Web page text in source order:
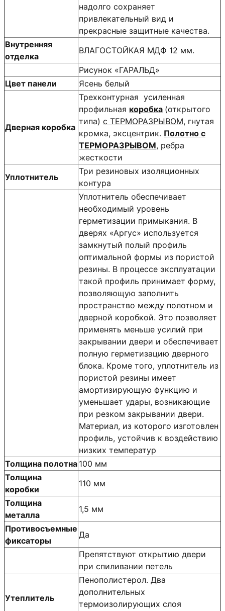
надолго сохраняет
привлекательный вид и
прекрасные защитные качества.
Внутренняя
отделка
ВЛАГОСТОЙКАЯ МДФ 12 мм.
Рисунок «ГАРАЛЬД»
Цвет панели
Ясень белый
Дверная коробка
Трехконтурная усиленная
профильная коробка (открытого
типа) с ТЕРМОРАЗРЫВОМ, гнутая
кромка, эксцентрик. Полотно с
ТЕРМОРАЗРЫВОМ, ребра
жесткости
Уплотнитель
Три резиновых изоляционных
контура
Уплотнитель обеспечивает
необходимый уровень
герметизации примыкания. В
дверях «Аргус» используется
замкнутый полый профиль
оптимальной формы из пористой
резины. В процессе эксплуатации
такой профиль принимает форму,
позволяющую заполнить
пространство между полотном и
дверной коробкой. Это позволяет
применять меньше усилий при
закрывании двери и обеспечивает
полную герметизацию дверного
блока. Кроме того, уплотнитель из
пористой резины имеет
амортизирующую функцию и
уменьшает удары, возникающие
при резком закрывании двери.
Материал, из которого изготовлен
профиль, устойчив к воздействию
низких температур
Толщина полотна 100 мм
Толщина
коробки
110 мм
Толщина
металла
1,5 мм
Противосъемные
фиксаторы
Да
Препятствуют открытию двери
при спиливании петель
Утеплитель
Пенополистерол. Два
дополнительных
термоизолирующих слоя